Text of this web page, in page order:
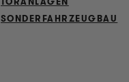
SONDERFAHRZEUGBAU